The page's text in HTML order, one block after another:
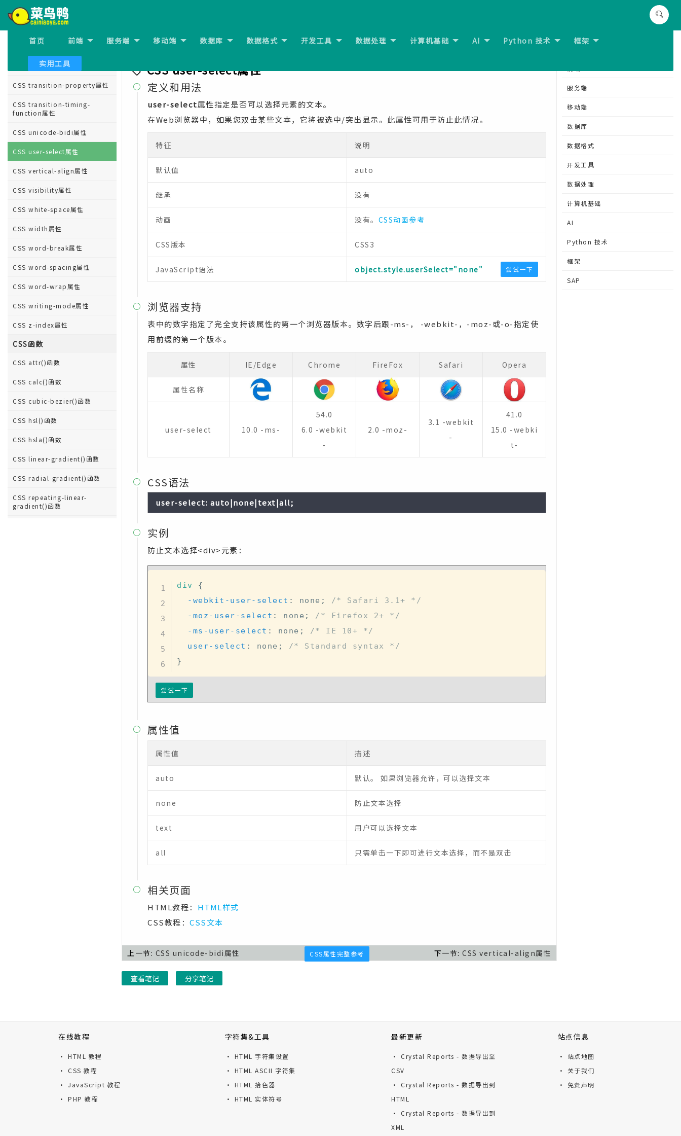
首页 前端 服务端 移动端 数据库 数据格式 开发工具 数据处理 计算机基础 AI Python 技术 框架
实用工具
CSS transform-style属性
CSS transition属性
CSS transition-delay属性
CSS transition-duration属性
CSS transition-property属性
CSS transition-timing-
function属性
CSS unicode-bidi属性
CSS user-select属性
CSS vertical-align属性
CSS visibility属性
CSS white-space属性
CSS width属性
CSS word-break属性
CSS word-spacing属性
CSS word-wrap属性
CSS writing-mode属性
CSS z-index属性
CSS函数
CSS attr()函数
CSS calc()函数
CSS cubic-bezier()函数
CSS hsl()函数
CSS hsla()函数
CSS linear-gradient()函数
CSS radial-gradient()函数
CSS repeating-linear-
gradient()函数
CSS user-select属性
 定义和用法
user-select属性指定是否可以选择元素的文本。
在Web浏览器中，如果您双击某些文本，它将被选中/突出显示。此属性可用于防止此情况。
特征 说明
默认值 auto
继承 没有
动画 没有。 CSS动画参考
CSS版本 CSS3
JavaScript语法 object.style.userSelect="none" 尝试一下
 浏览器支持
表中的数字指定了完全支持该属性的第一个浏览器版本。数字后跟-ms-， -webkit-，-moz-或-o-指定使
用前缀的第一个版本。
属性 IE/Edge Chrome FireFox Safari Opera
属性名称
user-select 10.0 -ms-
54.0
6.0 -webkit
-
2.0 -moz-
3.1 -webkit
-
41.0
15.0 -webki
t-
 CSS语法
user-select: auto|none|text|all;
 实例
防止文本选择<div>元素：
div
{
-webkit-user-select : none ;
/* Safari 3.1+ */
-moz-user-select : none ;
/* Firefox 2+ */
-ms-user-select : none ;
/* IE 10+ */
user-select : none ;
/* Standard syntax */
}
尝试一下
 属性值
属性值 描述
auto 默认。 如果浏览器允许，可以选择文本
none 防止文本选择
text 用户可以选择文本
all 只需单击一下即可进行文本选择，而不是双击
 相关页面
HTML教程： HTML样式
CSS教程： CSS文本
上一节: CSS unicode-bidi属性 CSS属性完整参考 下一节:CSS vertical-align属性
查看笔记 分享笔记
服务端
移动端
数据库
数据格式
开发工具
数据处理
计算机基础
AI
Python 技术
框架
SAP
在线教程
· HTML 教程
· CSS 教程
· JavaScript 教程
· PHP 教程
字符集&工具
· HTML 字符集设置
· HTML ASCII 字符集
· HTML 拾色器
· HTML 实体符号
最新更新
· Crystal Reports - 数据导出至
CSV
· Crystal Reports - 数据导出到
HTML
· Crystal Reports - 数据导出到
XML
站点信息
· 站点地图
· 关于我们
· 免责声明